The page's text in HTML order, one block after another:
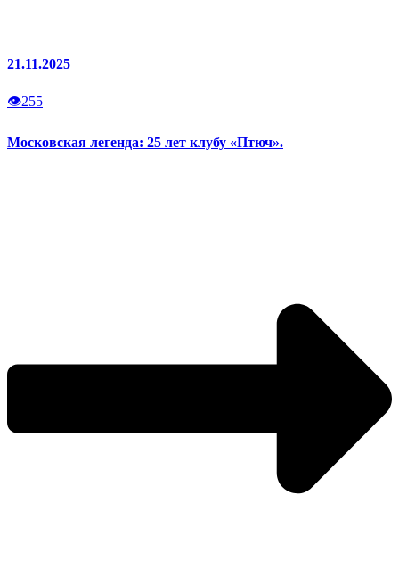
21.11.2025
👁255
Московская легенда: 25 лет клубу «Птюч».